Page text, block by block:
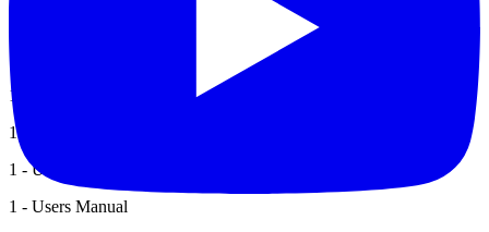
1 - Adapter
1 - 5V 1 KHz output
1 - Small capacitance module
1 - USB data cable
1 - Users Manual